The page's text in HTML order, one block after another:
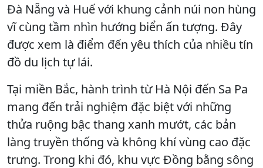
Đà Nẵng và Huế với khung cảnh núi non hùng
vĩ cùng tầm nhìn hướng biển ấn tượng. Đây
được xem là điểm đến yêu thích của nhiều tín
đồ du lịch tự lái.
Tại miền Bắc, hành trình từ Hà Nội đến Sa Pa
mang đến trải nghiệm đặc biệt với những
thửa ruộng bậc thang xanh mướt, các bản
làng truyền thống và không khí vùng cao đặc
trưng. Trong khi đó, khu vực Đồng bằng sông